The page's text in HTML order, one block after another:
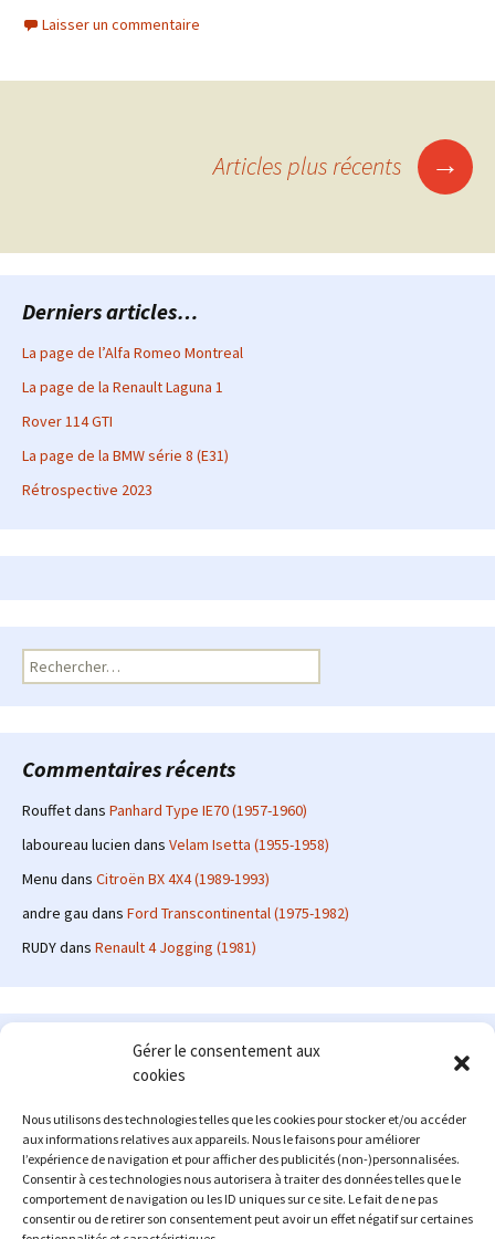
Gérer le consentement aux
cookies
Nous utilisons des technologies telles que les cookies pour stocker et/ou accéder
aux informations relatives aux appareils. Nous le faisons pour améliorer
l’expérience de navigation et pour afficher des publicités (non-)personnalisées.
Consentir à ces technologies nous autorisera à traiter des données telles que le
comportement de navigation ou les ID uniques sur ce site. Le fait de ne pas
consentir ou de retirer son consentement peut avoir un effet négatif sur certaines
Laisser un commentaire
Navigation
articles
Articles plus récents →
Derniers articles…
La page de l’Alfa Romeo Montreal
La page de la Renault Laguna 1
Rover 114 GTI
La page de la BMW série 8 (E31)
Rétrospective 2023
Rechercher :
Commentaires récents
Rouffetdans Panhard Type IE70 (1957-1960)
laboureau lucien dans Velam Isetta (1955-1958)
Menu dans Citroën BX 4X4 (1989-1993)
andre gau dans Ford Transcontinental (1975-1982)
RUDYdans Renault 4 Jogging (1981)
Le site en quelques mots
: passionné d'automobile ancienne depuis de
nombreuses années, j'ai commencé à partager ma passion sur
internet à partir de 2009 au travers d'un blog qui a connu un relatif
succès. Fin 2013, je décide de prendre mon autonomie et me lancer
avec mon propre site : l'Automobile Ancienne.
Me contacter : alex(at)lautomobileancienne.com